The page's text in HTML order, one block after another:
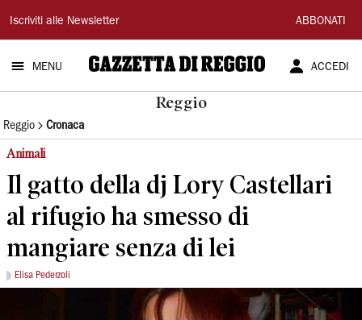
Gazzetta
di
Reggio
Iscriviti alle Newsletter ABBONATI
MENU ACCEDI
Reggio
Reggio Cronaca
Animali
Il gatto della dj Lory Castellari
al rifugio ha smesso di
mangiare senza di lei
Elisa Pederzoli